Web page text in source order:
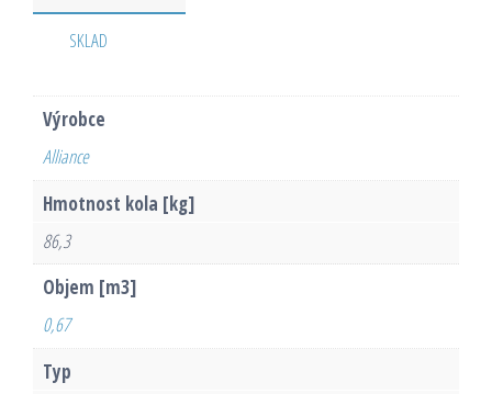
SKLAD
Výrobce
Alliance
Hmotnost kola [kg]
86,3
Objem [m3]
0,67
Typ